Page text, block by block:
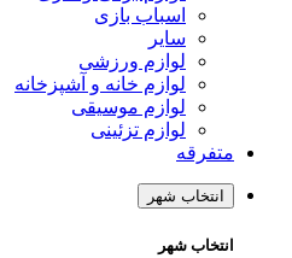
اسباب بازی
سایر
لوازم ورزشی
لوازم خانه و آشپزخانه
لوازم موسیقی
لوازم تزئینی
متفرقه
انتخاب شهر
انتخاب شهر